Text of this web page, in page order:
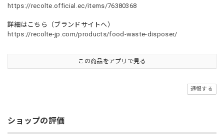
https://recolte.official.ec/items/76380368
詳細はこちら（ブランドサイトへ）
https://recolte-jp.com/products/food-waste-disposer/
この商品をアプリで見る
通報する
ショップの評価